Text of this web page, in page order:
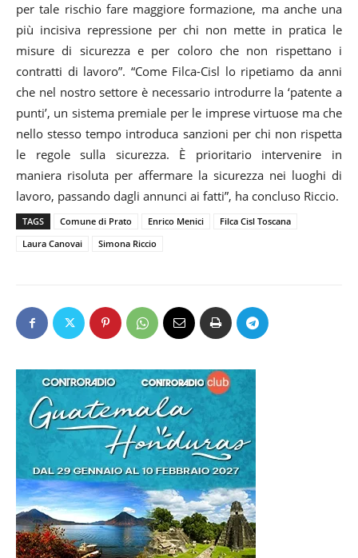
per tale rischio fare maggiore formazione, ma anche una
più incisiva repressione per chi non mette in pratica le
misure di sicurezza e per coloro che non rispettano i
contratti di lavoro”. “Come Filca-Cisl lo ripetiamo da anni
che nel nostro settore è necessario introdurre la ‘patente a
punti’, un sistema premiale per le imprese virtuose ma che
nello stesso tempo introduca sanzioni per chi non rispetta
le regole sulla sicurezza. È prioritario intervenire in
maniera risoluta per affermare la sicurezza nei luoghi di
lavoro, passando dagli annunci ai fatti”, ha concluso Riccio.
TAGS Comune di Prato Enrico Menici
Filca Cisl Toscana
Laura Canovai
Simona Riccio